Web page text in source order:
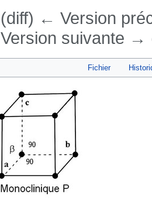
(diff) ← Version
Version suivante →
Fichier